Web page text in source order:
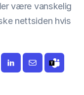
være vanskelig
nettsiden hvis